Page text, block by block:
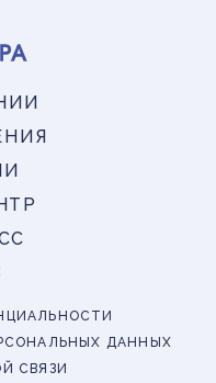
ДАННЫХ
СВЯЗИ